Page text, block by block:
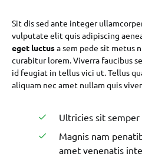
Sit dis sed ante integer
vulputate elit quis adipiscing
eget luctusa sem pede sit metus
curabitur lorem. Viverra faucibus
id feugiat in tellus vici ut. Tellus
aliquam nec amet nullam quis
Ultricies sit semper
Magnis nam
amet venenatis